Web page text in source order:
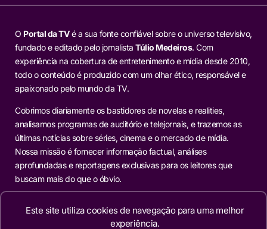
O Portal da TVé a sua fonte confiável sobre o universo televisivo,
fundado e editado pelo jornalista Túlio Medeiros. Com
experiência na cobertura de entretenimento e mídia desde 2010,
todo o conteúdo é produzido com um olhar ético, responsável e
apaixonado pelo mundo da TV.
Cobrimos diariamente os bastidores de novelas e realities,
analisamos programas de auditório e telejornais, e trazemos as
últimas notícias sobre séries, cinema e o mercado de mídia.
Nossa missão é fornecer informação factual, análises
aprofundadas e reportagens exclusivas para os leitores que
buscam mais do que o óbvio.
Editorias
Este site utiliza cookies de navegação para uma melhor
experiência.